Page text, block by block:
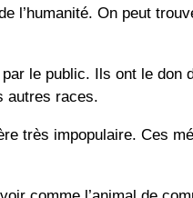
On peut
le public. Ils ont le
autres races.
très impopulaire. Ces